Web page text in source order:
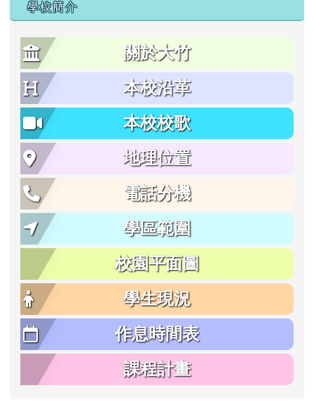
學校簡介
關於大竹
本校沿革
本校校歌
地理位置
電話分機
學區範圍
校園平面圖
學生現況
作息時間表
課程計畫